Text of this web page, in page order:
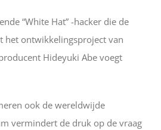
“White Hat” -hacker die de
het ontwikkelingsproject van
Hideyuki Abe voegt
ook de wereldwijde
vermindert de druk op de vraag